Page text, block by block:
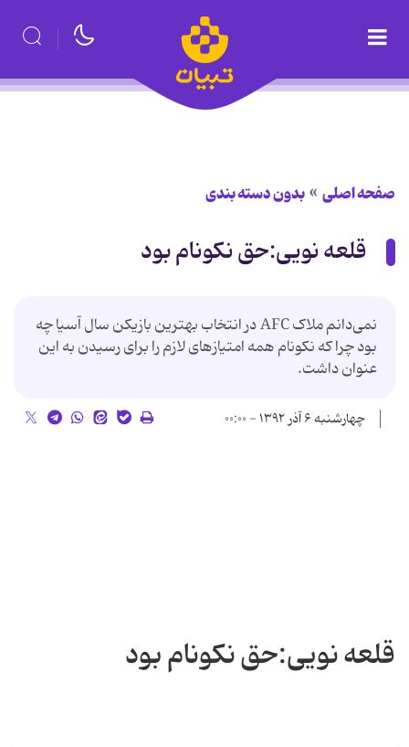
صفحه اصلی بدون دسته بندی
قلعه نویی:حق نکونام بود
نمی‌دانم ملاک AFC در انتخاب بهترین بازیکن سال آسیا چه
بود چرا که نکونام همه امتیازهای لازم را برای رسیدن به این
عنوان داشت.
چهارشنبه ۶ آذر ۱۳۹۲ - ۰۰:۰۰
قلعه نویی:حق نکونام بود